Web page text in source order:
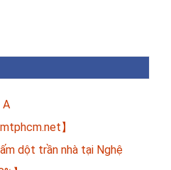
A
】
dột trần nhà tại Nghệ